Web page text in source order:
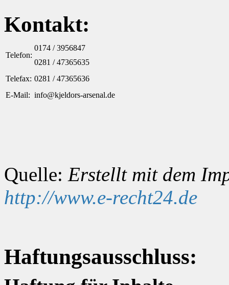
Kontakt:
Telefon:
0174 / 3956847
0281 / 47365635
Telefax: 0281 / 47365636
E-Mail: info@kjeldors-arsenal.de
Quelle: Erstellt mit dem
http://www.e-recht24.de
Haftungsausschluss: